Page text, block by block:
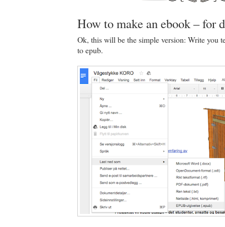
How to make an ebook – for
Ok, this will be the simple version: Write you
to epub.